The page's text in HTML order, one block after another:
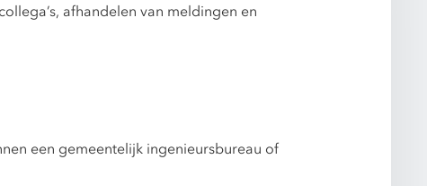
afhandelen van meldingen en
een gemeentelijk ingenieursbureau of